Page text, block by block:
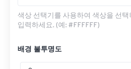
색상 선택기를 사용하여 색상을 선택
입력하세요. (예: #FFFFFF)
배경 불투명도